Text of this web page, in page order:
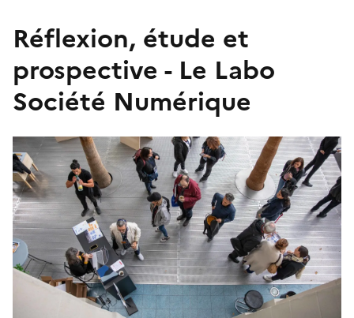
Réflexion, étude et
prospective - Le Labo
Société Numérique
Image